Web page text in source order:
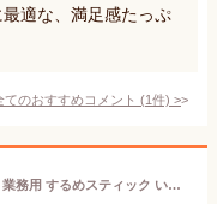
適な、満足感たっぷ
てのおすすめコメント (1件) >
北海道きたれん するめソーメン するめ 業務用 するめスティック いかそうめん チャック付き袋入り 500g